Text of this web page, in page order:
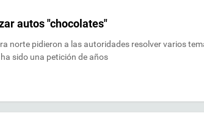
autos "chocolates"
norte pidieron a las autoridades resolver varios
sido una petición de años